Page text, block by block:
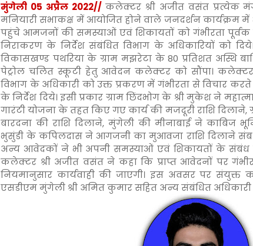
मुंगेली 05 अप्रैल 2022// कलेक्टर श्री अजीत वसंत प्रत्येक
मनियारी सभाकक्ष में आयोजित होने वाले जनदर्शन कार्यक्रम
पहुंचे आमजनों की समस्याओं एवं शिकायतों को गंभीरता पूर्वक
निराकरण के निर्देश संबंधित विभाग के अधिकारियों को
विकासखण्ड पथरिया के ग्राम मझरेटा के 80 प्रतिशत अस्थि
पेट्रोल चलित स्कूटी हेतु आवेदन कलेक्टर को सौंपा।
विभाग के अधिकारी को उक्त प्रकरण में गंभीरता से विचार
के निर्देश दिये। इसी प्रकार ग्राम छिंदभोग के श्री मुकेश ने महात्मा
गारंटी योजना के तहत किए गए कार्य की मजदूरी राशि दिलाने,
बारदना की राशि दिलाने, मुंगेली की मीनाबाई ने काबिज
भुसुंडी के कपिलदास ने आगजनी का मुआवजा राशि दिलाने
अन्य आवेदकों ने भी अपनी समस्याओं एवं शिकायतों के
कलेक्टर श्री अजीत वसंत ने कहा कि प्राप्त आवेदनों पर
नियमानुसार कार्यवाही की जाएगी। इस अवसर पर संयुक्त
एसडीएम मुंगेली श्री अमित कुमार सहित अन्य संबंधित अधिकारी